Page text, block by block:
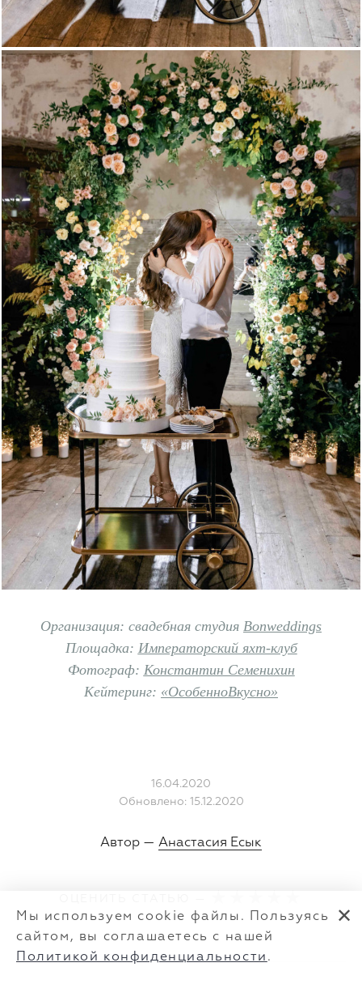
Организация: свадебная студия Bonweddings
Площадка: Императорский яхт-клуб
Фотограф: Константин Семенихин
Кейтеринг: «ОсобенноВкусно»
16.04.2020
Обновлено: 15.12.2020
Автор — Анастасия Есык
Мы используем cookie файлы. Пользуясь
сайтом, вы соглашаетесь с нашей
Политикой конфиденциальности .
✕